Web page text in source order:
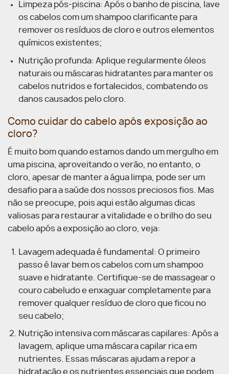
Limpeza pós-piscina: Após o banho de piscina, lave
os cabelos com um shampoo clarificante para
remover os resíduos de cloro e outros elementos
químicos existentes;
Nutrição profunda: Aplique regularmente óleos
naturais ou máscaras hidratantes para manter os
cabelos nutridos e fortalecidos, combatendo os
danos causados pelo cloro.
Como cuidar do cabelo após exposição ao
cloro?
É muito bom quando estamos dando um mergulho em
uma piscina, aproveitando o verão, no entanto, o
cloro, apesar de manter a água limpa, pode ser um
desafio para a saúde dos nossos preciosos fios. Mas
não se preocupe, pois aqui estão algumas dicas
valiosas para restaurar a vitalidade e o brilho do seu
cabelo após a exposição ao cloro, veja:
Lavagem adequada é fundamental: O primeiro
passo é lavar bem os cabelos com um shampoo
suave e hidratante. Certifique-se de massagear o
couro cabeludo e enxaguar completamente para
remover qualquer resíduo de cloro que ficou no
seu cabelo;
Nutrição intensiva com máscaras capilares: Após a
lavagem, aplique uma máscara capilar rica em
nutrientes. Essas máscaras ajudam a repor a
hidratação e os nutrientes essenciais que podem